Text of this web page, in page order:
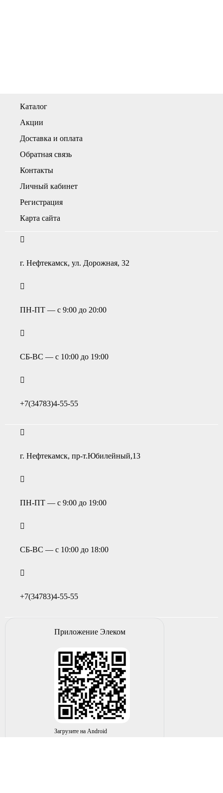
Каталог
Акции
Доставка и оплата
Обратная связь
Контакты
Личный кабинет
Регистрация
Карта сайта
г. Нефтекамск, ул. Дорожная, 32
ПН-ПТ — с 9:00 до 20:00
СБ-ВС — с 10:00 до 19:00
+7(34783)4-55-55
г. Нефтекамск, пр-т.Юбилейный,13
ПН-ПТ — с 9:00 до 19:00
СБ-ВС — с 10:00 до 18:00
+7(34783)4-55-55
Приложение Элеком
Загрузите на Android